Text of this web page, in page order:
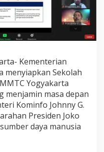
Kementerian
menyiapkan Sekolah
Yogyakarta
menjamin masa depan
Kominfo Johnny G.
Presiden Joko
daya manusia